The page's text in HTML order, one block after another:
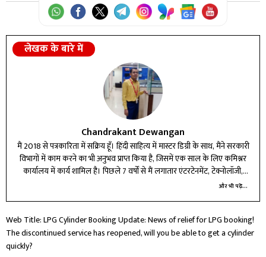
लेखक के बारे में
Chandrakant Dewangan
मैं 2018 से पत्रकारिता में सक्रिय हूँ। हिंदी साहित्य में मास्टर डिग्री के साथ, मैंने सरकारी
विभागों में काम करने का भी अनुभव प्राप्त किया है, जिसमें एक साल के लिए कमिश्नर
कार्यालय में कार्य शामिल है। पिछले 7 वर्षों से मैं लगातार एंटरटेनमेंट, टेक्नोलॉजी,
और भी पढ़ें...
Web Title: LPG Cylinder Booking Update: News of relief for LPG booking!
The discontinued service has reopened, will you be able to get a cylinder
quickly?